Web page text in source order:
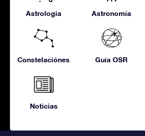
Astrologia Astronomía
Constelaciónes Guía OSR
Noticias